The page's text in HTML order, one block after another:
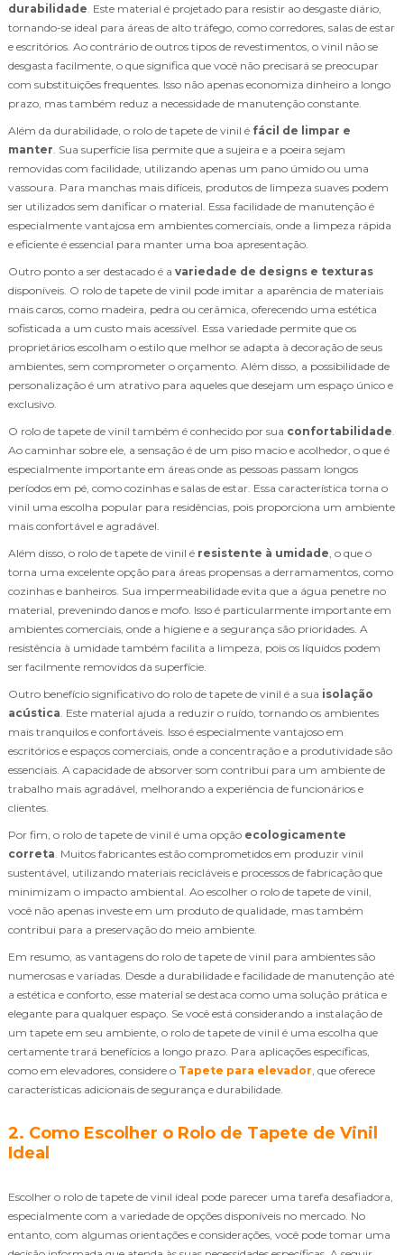
durabilidade . Este material é projetado para resistir ao desgaste diário,
tornando-se ideal para áreas de alto tráfego, como corredores, salas de estar
e escritórios. Ao contrário de outros tipos de revestimentos, o vinil não se
desgasta facilmente, o que significa que você não precisará se preocupar
com substituições frequentes. Isso não apenas economiza dinheiro a longo
prazo, mas também reduz a necessidade de manutenção constante.
Além da durabilidade, o rolo de tapete de vinil é fácil de limpar e
manter . Sua superfície lisa permite que a sujeira e a poeira sejam
removidas com facilidade, utilizando apenas um pano úmido ou uma
vassoura. Para manchas mais difíceis, produtos de limpeza suaves podem
ser utilizados sem danificar o material. Essa facilidade de manutenção é
especialmente vantajosa em ambientes comerciais, onde a limpeza rápida
e eficiente é essencial para manter uma boa apresentação.
Outro ponto a ser destacado é a variedade de designs e texturas
disponíveis. O rolo de tapete de vinil pode imitar a aparência de materiais
mais caros, como madeira, pedra ou cerâmica, oferecendo uma estética
sofisticada a um custo mais acessível. Essa variedade permite que os
proprietários escolham o estilo que melhor se adapta à decoração de seus
ambientes, sem comprometer o orçamento. Além disso, a possibilidade de
personalização é um atrativo para aqueles que desejam um espaço único e
exclusivo.
O rolo de tapete de vinil também é conhecido por sua confortabilidade
Ao caminhar sobre ele, a sensação é de um piso macio e acolhedor, o que é
especialmente importante em áreas onde as pessoas passam longos
períodos em pé, como cozinhas e salas de estar. Essa característica torna o
vinil uma escolha popular para residências, pois proporciona um ambiente
mais confortável e agradável.
Além disso, o rolo de tapete de vinil é resistente à umidade , o que o
torna uma excelente opção para áreas propensas a derramamentos, como
cozinhas e banheiros. Sua impermeabilidade evita que a água penetre no
material, prevenindo danos e mofo. Isso é particularmente importante em
ambientes comerciais, onde a higiene e a segurança são prioridades. A
resistência à umidade também facilita a limpeza, pois os líquidos podem
ser facilmente removidos da superfície.
Outro benefício significativo do rolo de tapete de vinil é a sua isolação
acústica . Este material ajuda a reduzir o ruído, tornando os ambientes
mais tranquilos e confortáveis. Isso é especialmente vantajoso em
escritórios e espaços comerciais, onde a concentração e a produtividade são
essenciais. A capacidade de absorver som contribui para um ambiente de
trabalho mais agradável, melhorando a experiência de funcionários e
clientes.
Por fim, o rolo de tapete de vinil é uma opção ecologicamente
correta . Muitos fabricantes estão comprometidos em produzir vinil
sustentável, utilizando materiais recicláveis e processos de fabricação que
minimizam o impacto ambiental. Ao escolher o rolo de tapete de vinil,
você não apenas investe em um produto de qualidade, mas também
contribui para a preservação do meio ambiente.
Em resumo, as vantagens do rolo de tapete de vinil para ambientes são
numerosas e variadas. Desde a durabilidade e facilidade de manutenção até
a estética e conforto, esse material se destaca como uma solução prática e
elegante para qualquer espaço. Se você está considerando a instalação de
um tapete em seu ambiente, o rolo de tapete de vinil é uma escolha que
certamente trará benefícios a longo prazo. Para aplicações específicas,
como em elevadores, considere o Tapete para elevador , que oferece
características adicionais de segurança e durabilidade.
2. Como Escolher o Rolo de Tapete de Vinil
Ideal
Escolher o rolo de tapete de vinil ideal pode parecer uma tarefa desafiadora,
especialmente com a variedade de opções disponíveis no mercado. No
entanto, com algumas orientações e considerações, você pode tomar uma